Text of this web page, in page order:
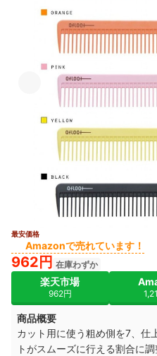
最安価格
Amazonで売れています！
962円 在庫わずか
楽天市場
962円
商品概要
カット用に使う粗め側を7、仕
トがスムーズに行える割合に